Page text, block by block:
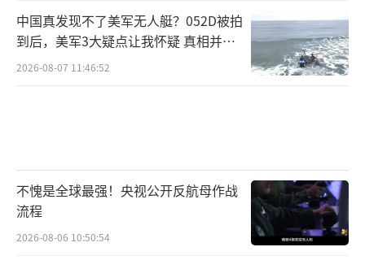
中国真发现不了美军无人艇？052D被拍
到后，美军3大疑点让我怀疑 真相并非
如此
2026-08-07 11:46:52
不愧是全球最强！央视公开反航母作战
流程
2026-08-06 10:50:54